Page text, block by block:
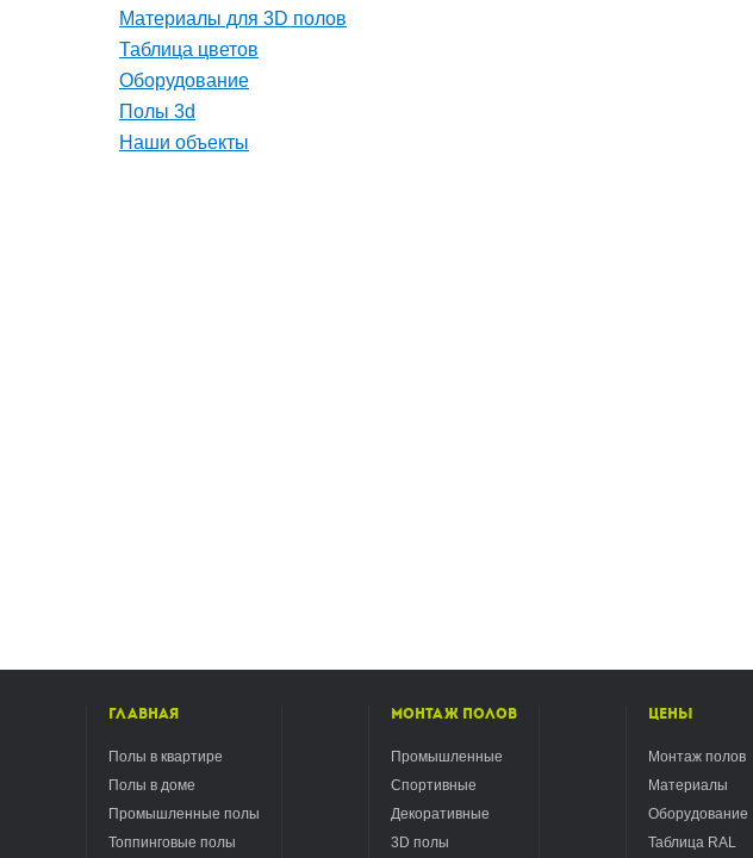
Материалы для 3D полов
Таблица цветов
Оборудование
Полы 3d
Наши объекты
Главная
Полы в квартире
Полы в доме
Промышленные полы
Топпинговые полы
Монтаж полов
Промышленные
Спортивные
Декоративные
3D полы
Цены
Монтаж полов
Материалы
Оборудование
Таблица RAL